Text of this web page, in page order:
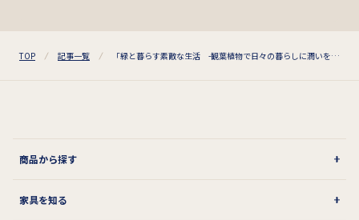
TOP 記事一覧 「緑と暮らす素敵な生活 -観葉植物で日々の暮らしに潤いを・第2回-」
商品から探す
家具を知る